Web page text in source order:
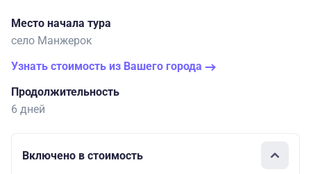
Место начала тура
село Манжерок
Узнать стоимость из Вашего города
Продолжительность
6 дней
Включено в стоимость